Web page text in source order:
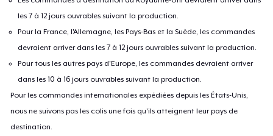
les 7 à 12 jours ouvrables suivant la production.
Pour la France, l'Allemagne, les Pays-Bas et la Suède, les commandes
devraient arriver dans les 7 à 12 jours ouvrables suivant la production.
Pour tous les autres pays d'Europe, les commandes devraient arriver
dans les 10 à 16 jours ouvrables suivant la production.
Pour les commandes internationales expédiées depuis les États-Unis,
nous ne suivons pas les colis une fois qu'ils atteignent leur pays de
destination.